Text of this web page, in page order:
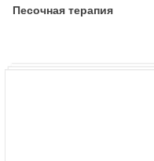
Песочная терапия